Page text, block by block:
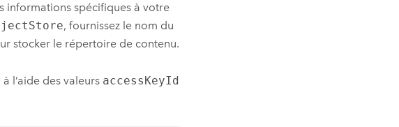
informations spécifiques à votre
, fournissez le nom du
stocker le répertoire de contenu.
à l’aide des valeurs accessKeyId